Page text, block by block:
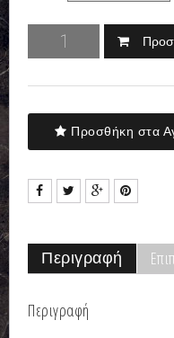
Προσθήκη στα
Περιγραφή
Περιγραφή